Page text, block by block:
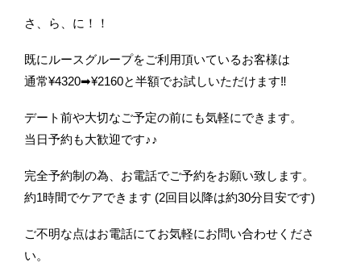
さ、ら、に！！
既にルースグループをご利用頂いているお客様は
通常¥4320➡︎¥2160と半額でお試しいただけます‼︎
デート前や大切なご予定の前にも気軽にできます。
当日予約も大歓迎です♪♪
完全予約制の為、お電話でご予約をお願い致します。
約1時間でケアできます (2回目以降は約30分目安です)
ご不明な点はお電話にてお気軽にお問い合わせくださ
い。